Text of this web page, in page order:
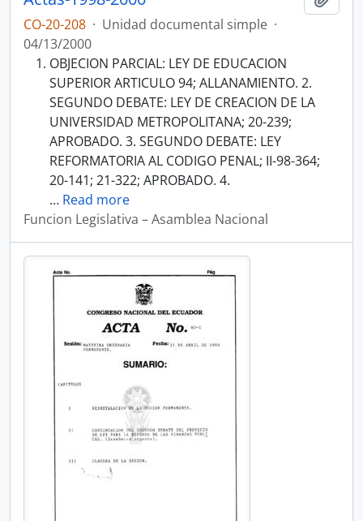
CO-20-208 · Unidad documental simple ·
04/13/2000
OBJECION PARCIAL: LEY DE EDUCACION
SUPERIOR ARTICULO 94; ALLANAMIENTO. 2.
SEGUNDO DEBATE: LEY DE CREACION DE LA
UNIVERSIDAD METROPOLITANA; 20-239;
APROBADO. 3. SEGUNDO DEBATE: LEY
REFORMATORIA AL CODIGO PENAL; II-98-364;
20-141; 21-322; APROBADO. 4.
… Read more
Funcion Legislativa – Asamblea Nacional